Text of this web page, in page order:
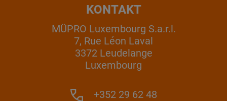
KONTAKT
MÜPRO Luxembourg S.a.r.l.
7, Rue Léon Laval
3372 Leudelange
Luxembourg
+352 29 62 48